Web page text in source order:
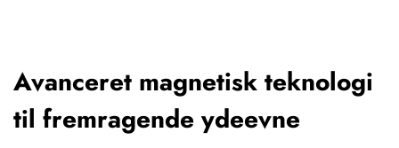
Avanceret magnetisk teknologi
til fremragende ydeevne